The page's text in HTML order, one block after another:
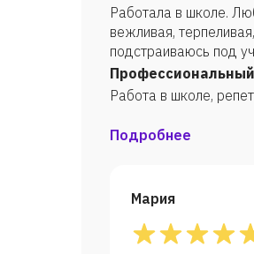
Работала в школе.
вежливая,
подстраиваюсь под
Работа в школе,
Подробнее
Мария